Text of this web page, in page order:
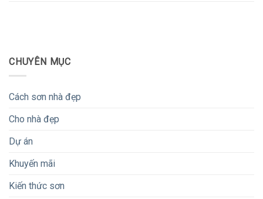
CHUYÊN MỤC
Cách sơn nhà đẹp
Cho nhà đẹp
Dự án
Khuyến mãi
Kiến thức sơn